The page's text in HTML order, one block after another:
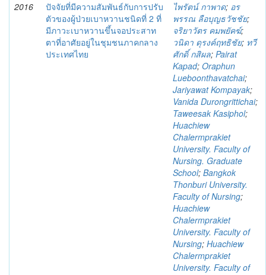
2016
ปัจจัยที่มีความสัมพันธ์กับการปรับ
ตัวของผู้ป่วยเบาหวานชนิดที่ 2 ที่
มีภาวะเบาหวานขึ้นจอประสาท
ตาที่อาศัยอยู่ในชุมชนภาคกลาง
ประเทศไทย
ไพรัตน์ กาพาด; อร
พรรณ ลือบุญธวัชชัย;
จริยาวัตร คมพยัคฆ์;
วนิดา ดุรงค์ฤทธิชัย; ทวี
ศักดิ์ กสิผล; Pairat
Kapad; Oraphun
Lueboonthavatchai;
Jariyawat Kompayak;
Vanida Durongrittichai;
Taweesak Kasiphol;
Huachiew
Chalermprakiet
University. Faculty of
Nursing. Graduate
School; Bangkok
Thonburi University.
Faculty of Nursing;
Huachiew
Chalermprakiet
University. Faculty of
Nursing; Huachiew
Chalermprakiet
University. Faculty of